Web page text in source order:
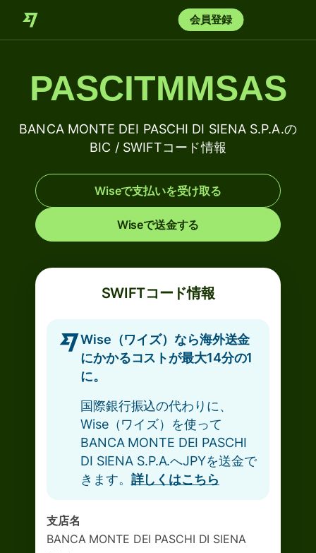
会員登録
PASCITMMSAS
BANCA MONTE DEI PASCHI DI SIENA S.P.A.の
BIC / SWIFTコード情報
Wiseで支払いを受け取る
Wiseで送金する
SWIFTコード情報
Wise（ワイズ）なら海外送金
にかかるコストが最大14分の1
に。
国際銀行振込の代わりに、
Wise（ワイズ）を使って
BANCA MONTE DEI PASCHI
DI SIENA S.P.A.へJPYを送金で
きます。 詳しくはこちら
支店名
BANCA MONTE DEI PASCHI DI SIENA